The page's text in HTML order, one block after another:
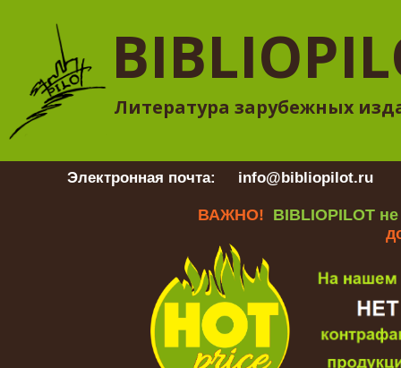
Литература зарубежных
Электронная почта: info@bibliopilot.ru
ВАЖНО! BIBLIOPILOT